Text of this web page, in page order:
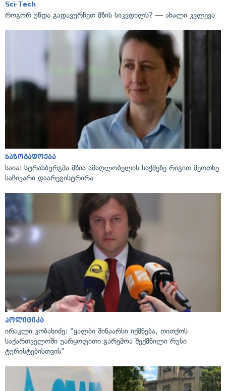
Sci-Tech
როგორ უნდა გადავურჩეთ მზის სიკვდილს? — ახალი კვლევა
საზოგადოება
საია: სტრასბურგმა მზია ამაღლობელის საქმეზე რიგით მეოთხე
საჩივარი დაარეგისტრირა
პოლიტიკა
ირაკლი კობახიძე: "ყალბი შინაარსი იქმნება, თითქოს
საქართველოში უარყოფითი გარემოა შექმნილი რუსი
ტურისტებისთვის"